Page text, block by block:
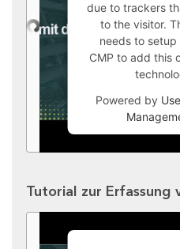
due to trackers
to the visitor.
needs to
CMP to add this
Powered by
Tutorial zur Erfassung